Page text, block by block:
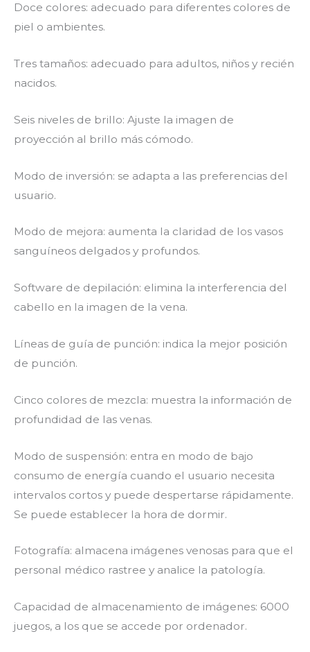
Doce colores: adecuado para diferentes colores de
piel o ambientes.
Tres tamaños: adecuado para adultos, niños y recién
nacidos.
Seis niveles de brillo: Ajuste la imagen de
proyección al brillo más cómodo.
Modo de inversión: se adapta a las preferencias del
usuario.
Modo de mejora: aumenta la claridad de los vasos
sanguíneos delgados y profundos.
Software de depilación: elimina la interferencia del
cabello en la imagen de la vena.
Líneas de guía de punción: indica la mejor posición
de punción.
Cinco colores de mezcla: muestra la información de
profundidad de las venas.
Modo de suspensión: entra en modo de bajo
consumo de energía cuando el usuario necesita
intervalos cortos y puede despertarse rápidamente.
Se puede establecer la hora de dormir.
Fotografía: almacena imágenes venosas para que el
personal médico rastree y analice la patología.
Capacidad de almacenamiento de imágenes: 6000
juegos, a los que se accede por ordenador.